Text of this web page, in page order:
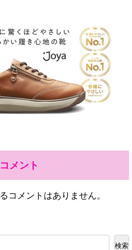
メント
コメントはありません。
検索